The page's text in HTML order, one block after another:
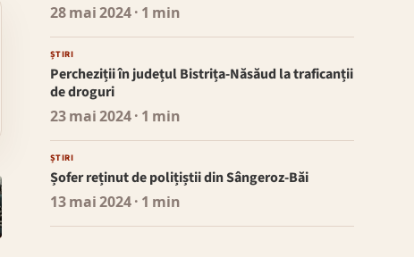
28 mai 2024· 1 min
ȘTIRI
Percheziții în județul Bistrița-Năsăud la traficanții
de droguri
23 mai 2024· 1 min
ȘTIRI
Șofer reținut de polițiștii din Sângeroz-Băi
13 mai 2024· 1 min